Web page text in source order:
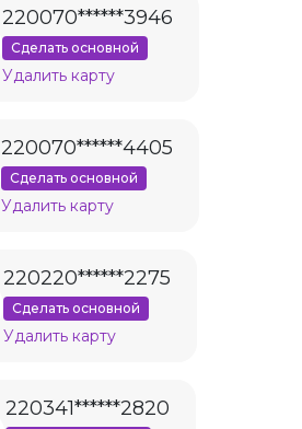
220070******3946
Сделать основной
Удалить карту
220070******4405
Сделать основной
Удалить карту
220220******2275
Сделать основной
Удалить карту
220341******2820